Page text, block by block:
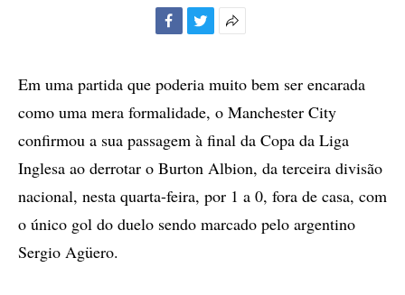
compartilhamento
Em uma partida que poderia muito bem ser encarada
como uma mera formalidade, o Manchester City
confirmou a sua passagem à final da Copa da Liga
Inglesa ao derrotar o Burton Albion, da terceira divisão
nacional, nesta quarta-feira, por 1 a 0, fora de casa, com
o único gol do duelo sendo marcado pelo argentino
Sergio Agüero.